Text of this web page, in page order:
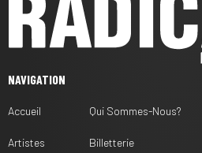
NAVIGATION
Accueil
Artistes
Qui Sommes-Nous?
Billetterie